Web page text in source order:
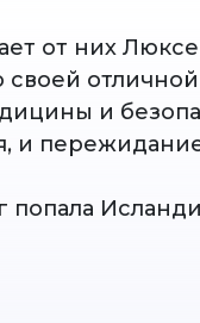
от них
своей
и
и
попала